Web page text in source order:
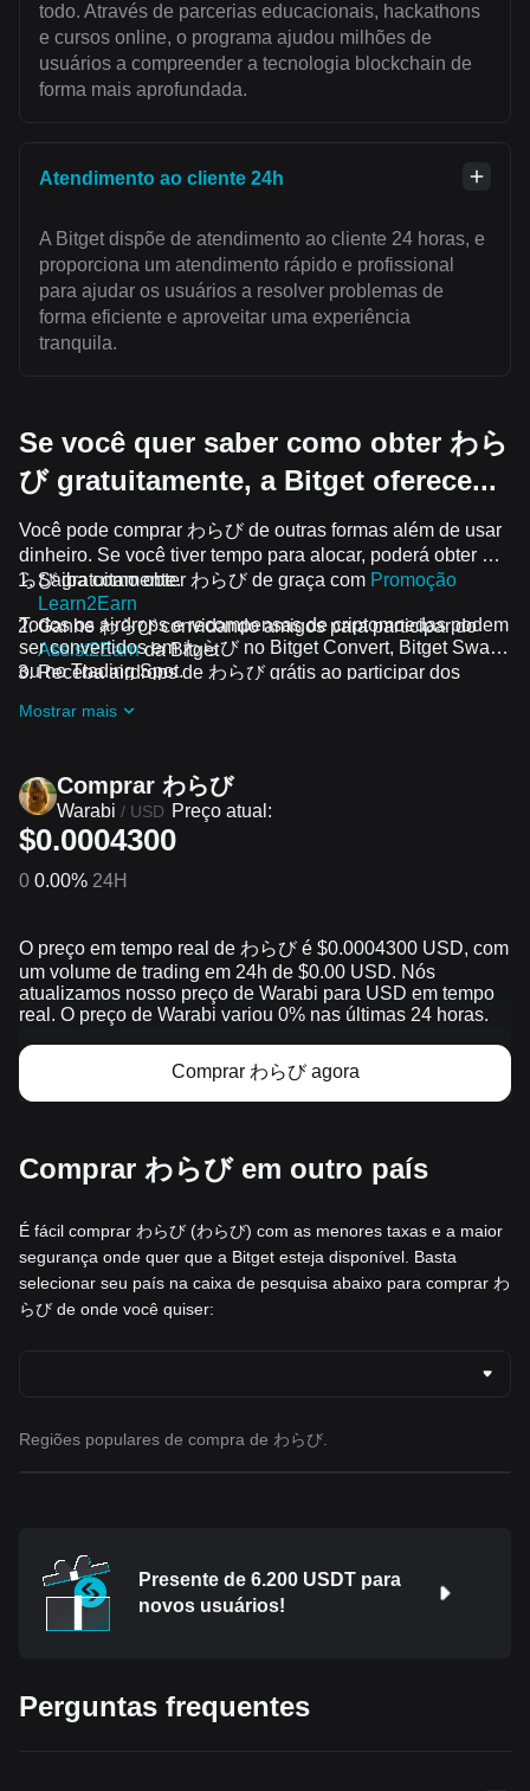
todo. Através de parcerias educacionais, hackathons
e cursos online, o programa ajudou milhões de
usuários a compreender a tecnologia blockchain de
forma mais aprofundada.
Atendimento ao cliente 24h
A Bitget dispõe de atendimento ao cliente 24 horas, e
proporciona um atendimento rápido e profissional
para ajudar os usuários a resolver problemas de
forma eficiente e aproveitar uma experiência
tranquila.
Se você quer saber como obter わら
び gratuitamente, a Bitget oferece...
Você pode comprar わらび de outras formas além de usar
dinheiro. Se você tiver tempo para alocar, poderá obter わ
らび gratuitamente.
Saiba como obter わらび de graça com Promoção
Learn2Earn
Ganhe わらび convidando amigos para participar do
Assist2Earnda Bitget
Receba airdrops de わらび grátis ao participar dos
Todos os airdrops e recompensas de criptomoedas podem
ser convertidos em わらび no Bitget Convert, Bitget Swap
ou no Trading Spot.
Mostrar mais
Comprar わらび
Warabi / USD Preço atual:
$0.0004300
0 0.00% 24H
O preço em tempo real de わらび é $0.0004300 USD, com
um volume de trading em 24h de $0.00 USD. Nós
atualizamos nosso preço de Warabi para USD em tempo
real. O preço de Warabi variou 0% nas últimas 24 horas.
Comprar わらび agora
Comprar わらび em outro país
É fácil comprar わらび (わらび) com as menores taxas e a maior
segurança onde quer que a Bitget esteja disponível. Basta
selecionar seu país na caixa de pesquisa abaixo para comprar わ
らび de onde você quiser:
Regiões populares de compra de わらび.
Presente de 6.200 USDT para
novos usuários!
Perguntas frequentes